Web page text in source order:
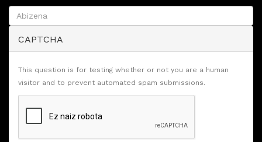
CAPTCHA
This question is for testing whether or not you are a human
visitor and to prevent automated spam submissions.